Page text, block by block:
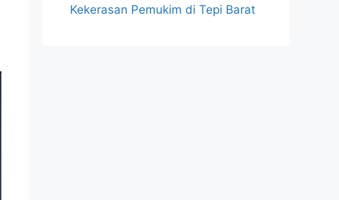
Kekerasan Pemukim di Tepi Barat